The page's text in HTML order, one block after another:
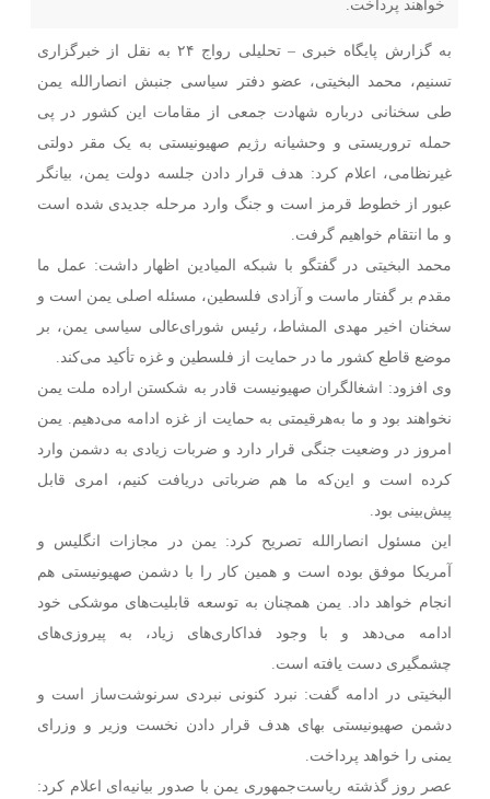
خواهند پرداخت.
به گزارش پایگاه خبری – تحلیلی رواج ۲۴ به نقل از خبرگزاری
تسنیم، محمد البخیتی، عضو دفتر سیاسی جنبش انصارالله یمن
طی سخنانی درباره شهادت جمعی از مقامات این کشور در پی
حمله تروریستی و وحشیانه رژیم صهیونیستی به یک مقر دولتی
غیرنظامی، اعلام کرد: هدف قرار دادن جلسه دولت یمن، بیانگر
عبور از خطوط قرمز است و جنگ وارد مرحله جدیدی شده است
و ما انتقام خواهیم گرفت.
محمد البخیتی در گفتگو با شبکه المیادین اظهار داشت: عمل ما
مقدم بر گفتار ماست و آزادی فلسطین، مسئله اصلی یمن است و
سخنان اخیر مهدی المشاط، رئیس شورای‌عالی سیاسی یمن، بر
موضع قاطع کشور ما در حمایت از فلسطین و غزه تأکید می‌کند.
وی افزود: اشغالگران صهیونیست قادر به شکستن اراده ملت یمن
نخواهند بود و ما به‌هرقیمتی به حمایت از غزه ادامه می‌دهیم. یمن
امروز در وضعیت جنگی قرار دارد و ضربات زیادی به دشمن وارد
کرده است و این‌که ما هم ضرباتی دریافت کنیم، امری قابل
پیش‌بینی بود.
این مسئول انصارالله تصریح کرد: یمن در مجازات انگلیس و
آمریکا موفق بوده است و همین کار را با دشمن صهیونیستی هم
انجام خواهد داد. یمن همچنان به توسعه قابلیت‌های موشکی خود
ادامه می‌دهد و با وجود فداکاری‌های زیاد، به پیروزی‌های
چشمگیری دست یافته است.
البخیتی در ادامه گفت: نبرد کنونی نبردی سرنوشت‌ساز است و
دشمن صهیونیستی بهای هدف قرار دادن نخست وزیر و وزرای
یمنی را خواهد پرداخت.
عصر روز گذشته ریاست‌جمهوری یمن با صدور بیانیه‌ای اعلام کرد: